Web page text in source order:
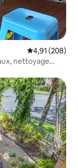
Évaluation
4,91 (208)
nettoyage